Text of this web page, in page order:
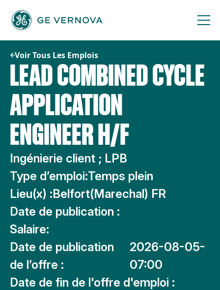
contenu
Voir Tous Les Emplois
LEAD COMBINED CYCLE
APPLICATION
ENGINEER H/F
Ingénierie client ; LPB
Type d’emploi:Temps plein
Lieu(x) :Belfort(Marechal) FR
Date de publication :
Salaire:
Date de publication
de l’offre :
2026-08-05-
07:00
Date de fin de l'offre d'emploi :